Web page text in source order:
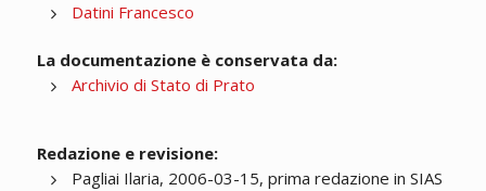
Datini Francesco
La documentazione è conservata da:
Archivio di Stato di Prato
Redazione e revisione:
Pagliai Ilaria, 2006-03-15, prima redazione in SIAS